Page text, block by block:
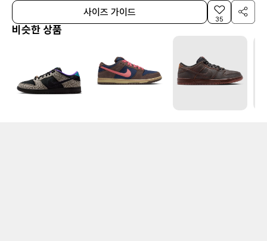
사이즈 가이드
35
비슷한 상품